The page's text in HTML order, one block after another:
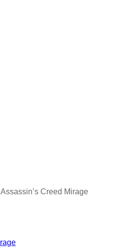
Assassin’s Creed Mirage